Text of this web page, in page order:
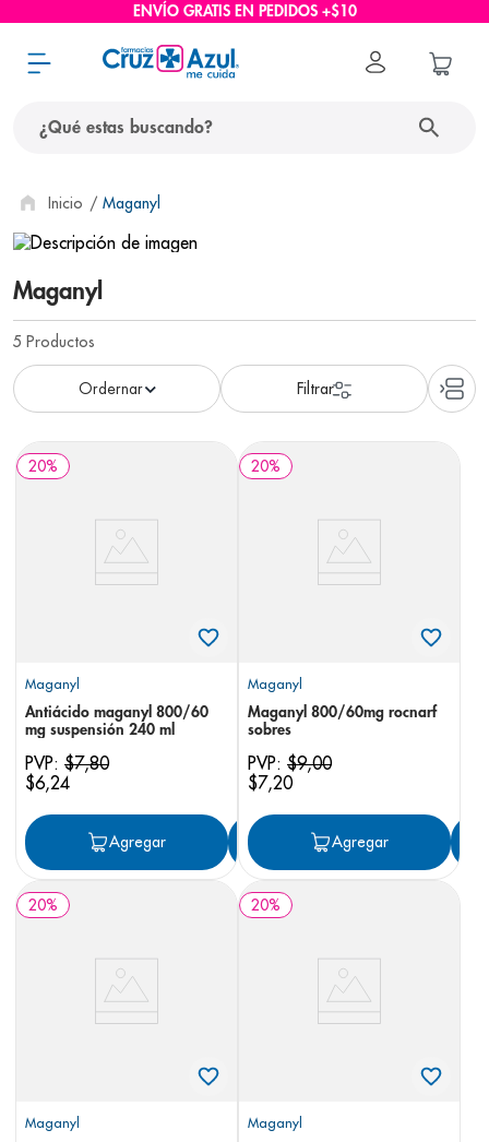
ENVÍO GRATIS EN PEDIDOS +$10
Maganyl
Maganyl
5 Productos
20%
Maganyl
Antiácido maganyl 800/60
mg suspensión 240 ml
PVP: $7,80
$6,24
Agregar Agregar
20%
Maganyl
Maganyl 800/60mg rocnarf
sobres
PVP: $9,00
$7,20
Agregar
20%
Maganyl
20%
Maganyl
términos más buscados
1. protector solar
2. pañales
3. eucerin
4. cerave
nivea
6. shampoo
7.
panolini
prueba embarazo